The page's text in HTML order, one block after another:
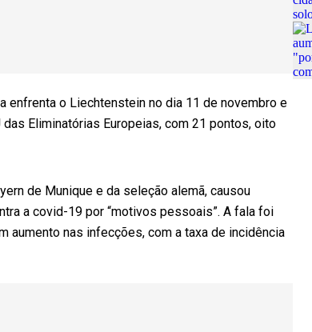
enfrenta o Liechtenstein no dia 11 de novembro e
Eliminatórias Europeias, com 21 pontos, oito
de Munique e da seleção alemã, causou
a covid-19 por “motivos pessoais”. A fala foi
aumento nas infecções, com a taxa de incidência